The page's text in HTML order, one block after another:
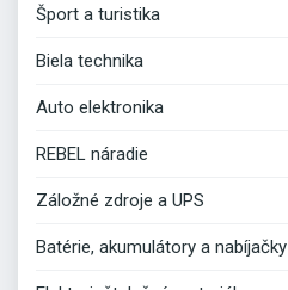
Šport a turistika
Biela technika
Auto elektronika
REBEL náradie
Záložné zdroje a UPS
Batérie, akumulátory a nabíjačky